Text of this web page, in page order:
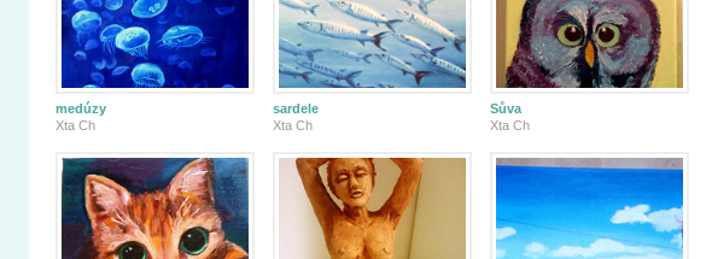
medúzy
Xta Ch
sardele
Xta Ch
Sůva
Xta Ch